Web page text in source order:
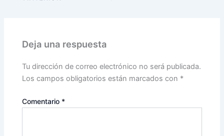
Deja una respuesta
Tu dirección de correo electrónico no será publicada.
Los campos obligatorios están marcados con *
Comentario *